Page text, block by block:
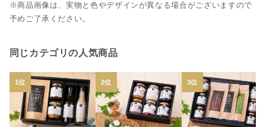
※商品画像は、実物と色やデザインが異なる場合がございますので
予めご了承ください。
同じカテゴリの人気商品